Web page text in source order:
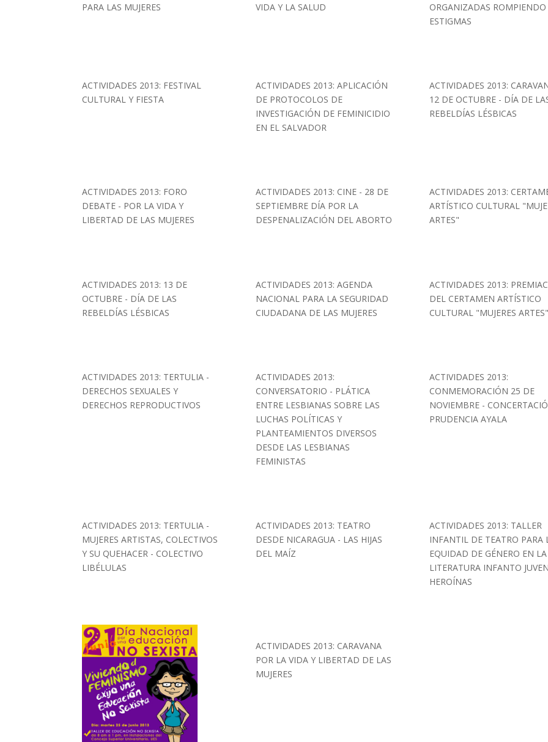
PARA LAS MUJERES
VIDA Y LA SALUD
ORGANIZADAS ROMPIENDO
ESTIGMAS
ACTIVIDADES 2013: FESTIVAL
CULTURAL Y FIESTA
ACTIVIDADES 2013: APLICACIÓN
DE PROTOCOLOS DE
INVESTIGACIÓN DE FEMINICIDIO
EN EL SALVADOR
ACTIVIDADES 2013:
12 DE OCTUBRE - DÍA DE
REBELDÍAS LÉSBICAS
ACTIVIDADES 2013: FORO
DEBATE - POR LA VIDA Y
LIBERTAD DE LAS MUJERES
ACTIVIDADES 2013: CINE - 28 DE
SEPTIEMBRE DÍA POR LA
DESPENALIZACIÓN DEL ABORTO
ACTIVIDADES 2013:
ARTÍSTICO CULTURAL
ARTES"
ACTIVIDADES 2013: 13 DE
OCTUBRE - DÍA DE LAS
REBELDÍAS LÉSBICAS
ACTIVIDADES 2013: AGENDA
NACIONAL PARA LA SEGURIDAD
CIUDADANA DE LAS MUJERES
ACTIVIDADES 2013:
DEL CERTAMEN ARTÍSTICO
CULTURAL "MUJERES ARTES"
ACTIVIDADES 2013: TERTULIA -
DERECHOS SEXUALES Y
DERECHOS REPRODUCTIVOS
ACTIVIDADES 2013:
CONVERSATORIO - PLÁTICA
ENTRE LESBIANAS SOBRE LAS
LUCHAS POLÍTICAS Y
PLANTEAMIENTOS DIVERSOS
DESDE LAS LESBIANAS
FEMINISTAS
ACTIVIDADES 2013:
CONMEMORACIÓN 25 DE
NOVIEMBRE -
PRUDENCIA AYALA
ACTIVIDADES 2013: TERTULIA -
MUJERES ARTISTAS, COLECTIVOS
Y SU QUEHACER - COLECTIVO
LIBÉLULAS
ACTIVIDADES 2013: TEATRO
DESDE NICARAGUA - LAS HIJAS
DEL MAÍZ
ACTIVIDADES 2013: TALLER
INFANTIL DE TEATRO PARA
EQUIDAD DE GÉNERO EN LA
LITERATURA INFANTO
HEROÍNAS
ACTIVIDADES 2013: CARAVANA
POR LA VIDA Y LIBERTAD DE LAS
MUJERES